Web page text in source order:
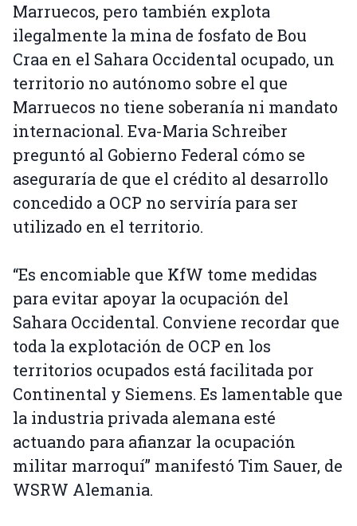
Marruecos, pero también explota
ilegalmente la mina de fosfato de Bou
Craa en el Sahara Occidental ocupado, un
territorio no autónomo sobre el que
Marruecos no tiene soberanía ni mandato
internacional. Eva-Maria Schreiber
preguntó al Gobierno Federal cómo se
aseguraría de que el crédito al desarrollo
concedido a OCP no serviría para ser
utilizado en el territorio.
“Es encomiable que KfW tome medidas
para evitar apoyar la ocupación del
Sahara Occidental. Conviene recordar que
toda la explotación de OCP en los
territorios ocupados está facilitada por
Continental y Siemens. Es lamentable que
la industria privada alemana esté
actuando para afianzar la ocupación
militar marroquí” manifestó Tim Sauer, de
WSRW Alemania.